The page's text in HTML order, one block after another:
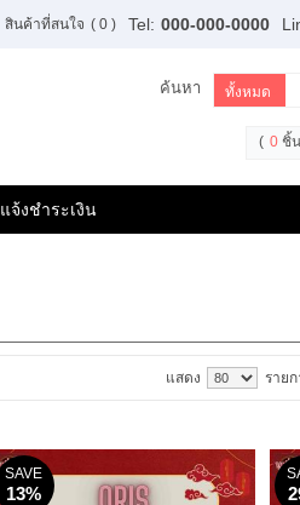
Tel: 000-000-0000
สินค้าที่สนใจ ( 0 )
ค้นหา
( 0 ชิ้
แจ้งชำระเงิน
แสดง ราย
SAVE
13%